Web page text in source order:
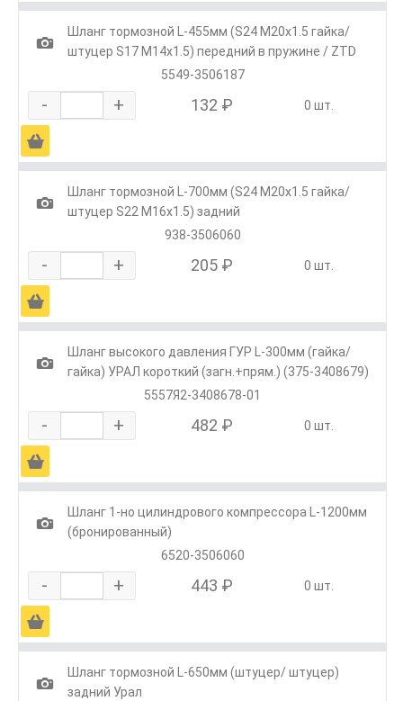
1
Шланг тормозной L-455мм (S24 М20х1.5 гайка/
штуцер S17 М14х1.5) передний в пружине / ZTD
5549-3506187
- + 132 ₽ 0 шт.
Ä
1
Шланг тормозной L-700мм (S24 М20х1.5 гайка/
штуцер S22 М16х1.5) задний
938-3506060
- + 205 ₽ 0 шт.
Ä
1
Шланг высокого давления ГУР L-300мм (гайка/
гайка) УРАЛ короткий (загн.+прям.) (375-3408679)
5557Я2-3408678-01
- + 482 ₽ 0 шт.
Ä
1
Шланг 1-но цилиндрового компрессора L-1200мм
(бронированный)
6520-3506060
- + 443 ₽ 0 шт.
Ä
1
Шланг тормозной L-650мм (штуцер/ штуцер)
задний Урал